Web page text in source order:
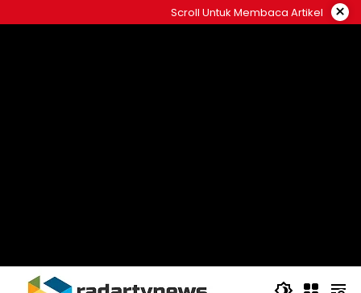
to
Scroll Untuk Membaca Artikel ×